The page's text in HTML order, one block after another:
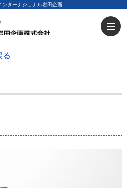
ンターナショナル岩田企画
る